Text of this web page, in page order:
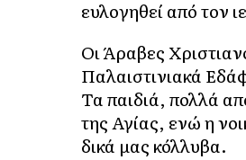
ευλογηθεί από τον
Οι Άραβες
Παλαιστινιακά
Τα παιδιά, πολλά
της Αγίας, ενώ η
δικά μας κόλλυβα.